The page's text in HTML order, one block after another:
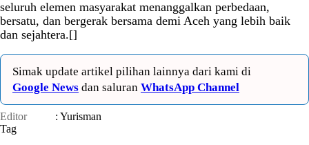
seluruh elemen masyarakat menanggalkan perbedaan,
bersatu, dan bergerak bersama demi Aceh yang lebih baik
dan sejahtera.[]
Simak update artikel pilihan lainnya dari kami di
Google News dan saluran WhatsApp Channel
Editor
: Yurisman
Tag